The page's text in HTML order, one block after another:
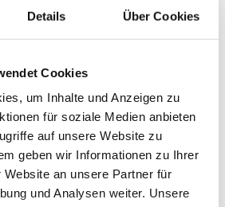
Details Über Cookies
Cookies
um Inhalte und Anzeigen zu
für soziale Medien anbieten
auf unsere Website zu
geben wir Informationen zu Ihrer
Website an unsere Partner für
und Analysen weiter. Unsere
Kanäle können oft nicht mit den
zufriedenstellend behandelt
mit speziellen Instrumenten ist